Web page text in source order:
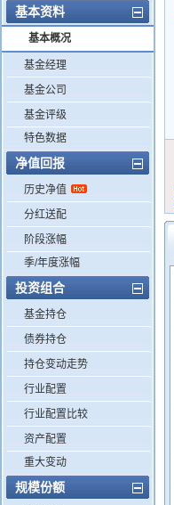
基本资料
基本概况
基金经理
基金公司
基金评级
特色数据
净值回报
历史净值
分红送配
阶段涨幅
季/年度涨幅
投资组合
基金持仓
债券持仓
持仓变动走势
行业配置
行业配置比较
资产配置
重大变动
规模份额